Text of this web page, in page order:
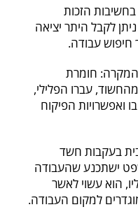
הזכות
לקבל היתר יציאה
חיפוש עבודה.
המקרה: חומרת
עברו הפלילי,
ואפשרויות הפיקוח
בעקבות חשד
ישתכנע שהעבודה
הוא עשוי לאשר
למקום העבודה.